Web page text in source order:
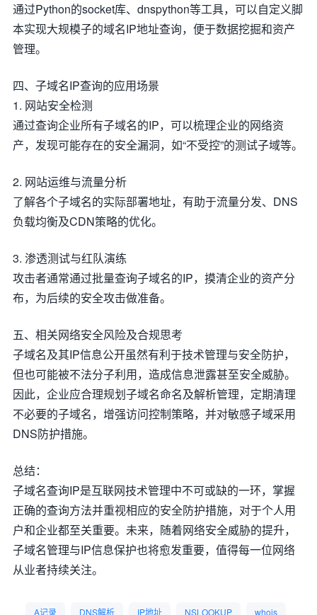
通过Python的socket库、dnspython等工具，可以自定义脚
本实现大规模子的域名IP地址查询，便于数据挖掘和资产
管理。
四、子域名IP查询的应用场景
1. 网站安全检测
通过查询企业所有子域名的IP，可以梳理企业的网络资
产，发现可能存在的安全漏洞，如“不受控”的测试子域等。
2. 网站运维与流量分析
了解各个子域名的实际部署地址，有助于流量分发、DNS
负载均衡及CDN策略的优化。
3. 渗透测试与红队演练
攻击者通常通过批量查询子域名的IP，摸清企业的资产分
布，为后续的安全攻击做准备。
五、相关网络安全风险及合规思考
子域名及其IP信息公开虽然有利于技术管理与安全防护，
但也可能被不法分子利用，造成信息泄露甚至安全威胁。
因此，企业应合理规划子域名命名及解析管理，定期清理
不必要的子域名，增强访问控制策略，并对敏感子域采用
DNS防护措施。
总结：
子域名查询IP是互联网技术管理中不可或缺的一环，掌握
正确的查询方法并重视相应的安全防护措施，对于个人用
户和企业都至关重要。未来，随着网络安全威胁的提升，
子域名管理与IP信息保护也将愈发重要，值得每一位网络
从业者持续关注。
A记录 DNS解析 IP地址 NSLOOKUP whois